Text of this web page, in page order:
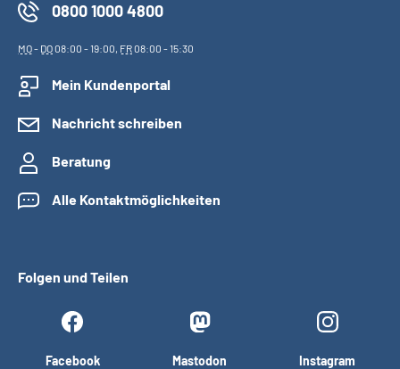
0800 1000 4800
MO- DO08:00 - 19:00, FR08:00 - 15:30
Mein Kundenportal
Nachricht schreiben
Beratung
Alle Kontaktmöglichkeiten
Folgen und Teilen
Facebook Mastodon Instagram